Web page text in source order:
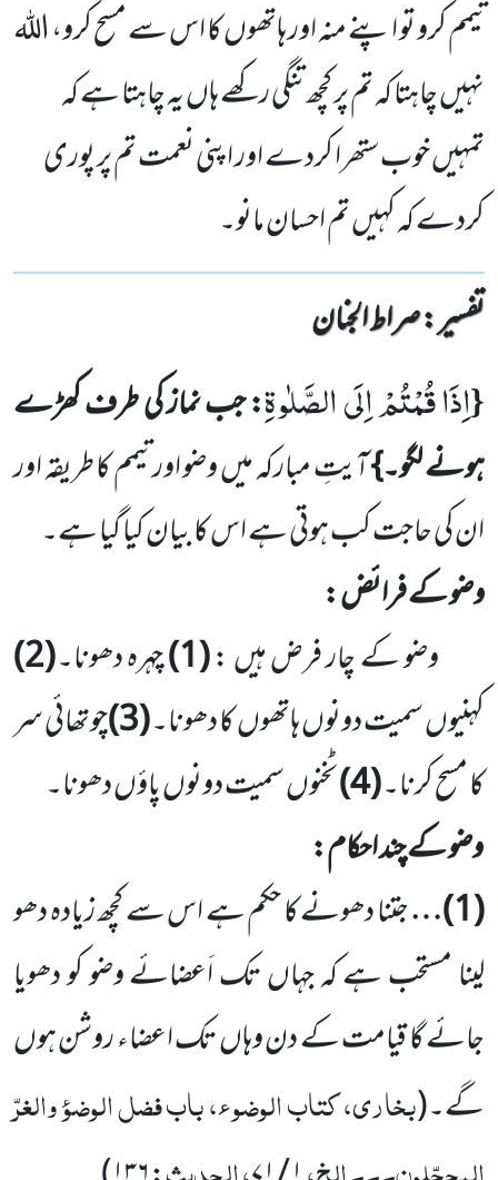
تیمم کرو تو اپنے منہ اور ہاتھوں کا اس سے مسح کرو، اللہ
نہیں چاہتا کہ تم پر کچھ تنگی رکھے ہاں یہ چاہتا ہے کہ
تمہیں خوب ستھرا کردے اور اپنی نعمت تم پر پوری
کردے کہ کہیں تم احسان مانو۔
تفسیر : ‎صراط الجنان
{اِذَا قُمْتُمْ اِلَى الصَّلٰوةِ: جب نماز کی طرف کھڑے
ہونے لگو۔}آیتِ مبارکہ میں وضو اور تیمم کا طریقہ اور
ان کی حاجت کب ہوتی ہے اس کا بیان کیا گیا ہے۔
وضو کے فرائض :
وضو کے چار فرض ہیں :(
1
)چہرہ دھونا۔(
2
)
کہنیوں سمیت دونوں ہاتھوں کا دھونا۔(
3
)چوتھائی سر
کا مسح کرنا۔(
4
)ٹخنوں سمیت دونوں پاؤں دھونا۔
وضو کے چند احکام:
(
1
)…جتنا دھونے کا حکم ہے اس سے کچھ زیادہ دھو
لینا مستحب ہے کہ جہاں تک اَعضائے وضو کو دھویا
جائے گا قیامت کےدن وہاں تک اعضاء روشن ہوں
گے۔(بخاری، کتاب الوضو ء، باب فضل الوضوء والغرّ